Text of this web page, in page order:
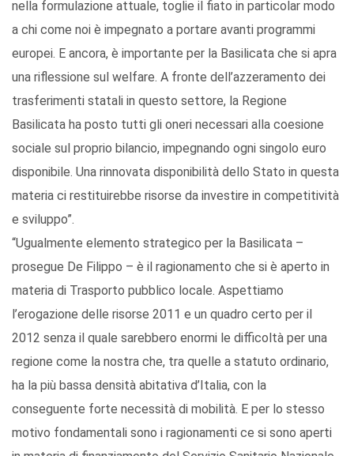
nella formulazione attuale, toglie il fiato in particolar modo
a chi come noi è impegnato a portare avanti programmi
europei. E ancora, è importante per la Basilicata che si apra
una riflessione sul welfare. A fronte dell’azzeramento dei
trasferimenti statali in questo settore, la Regione
Basilicata ha posto tutti gli oneri necessari alla coesione
sociale sul proprio bilancio, impegnando ogni singolo euro
disponibile. Una rinnovata disponibilità dello Stato in questa
materia ci restituirebbe risorse da investire in competitività
e sviluppo”.
“Ugualmente elemento strategico per la Basilicata –
prosegue De Filippo – è il ragionamento che si è aperto in
materia di Trasporto pubblico locale. Aspettiamo
l’erogazione delle risorse 2011 e un quadro certo per il
2012 senza il quale sarebbero enormi le difficoltà per una
regione come la nostra che, tra quelle a statuto ordinario,
ha la più bassa densità abitativa d’Italia, con la
conseguente forte necessità di mobilità. E per lo stesso
motivo fondamentali sono i ragionamenti ce si sono aperti